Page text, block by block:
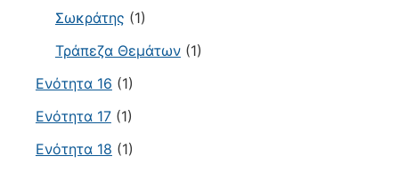
Σωκράτης (1)
Τράπεζα Θεμάτων(1)
Ενότητα 16 (1)
Ενότητα 17(1)
Ενότητα 18 (1)